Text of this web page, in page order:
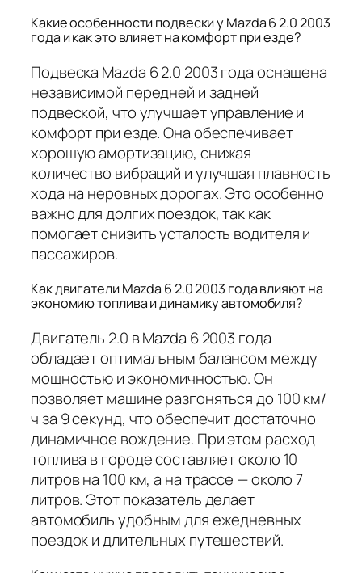
Какие особенности подвески у Mazda 6 2.0 2003
года и как это влияет на комфорт при езде?
Подвеска Mazda 6 2.0 2003 года оснащена
независимой передней и задней
подвеской, что улучшает управление и
комфорт при езде. Она обеспечивает
хорошую амортизацию, снижая
количество вибраций и улучшая плавность
хода на неровных дорогах. Это особенно
важно для долгих поездок, так как
помогает снизить усталость водителя и
пассажиров.
Как двигатели Mazda 6 2.0 2003 года влияют на
экономию топлива и динамику автомобиля?
Двигатель 2.0 в Mazda 6 2003 года
обладает оптимальным балансом между
мощностью и экономичностью. Он
позволяет машине разгоняться до 100 км/
ч за 9 секунд, что обеспечит достаточно
динамичное вождение. При этом расход
топлива в городе составляет около 10
литров на 100 км, а на трассе — около 7
литров. Этот показатель делает
автомобиль удобным для ежедневных
поездок и длительных путешествий.